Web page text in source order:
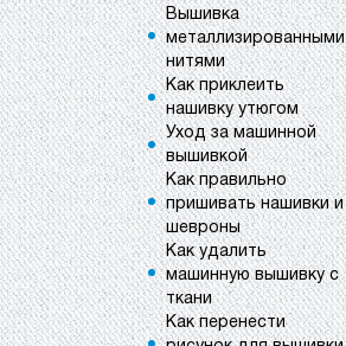
Вышивка
металлизированными
нитями
Как приклеить
нашивку утюгом
Уход за машинной
вышивкой
Как правильно
пришивать нашивки и
шевроны
Как удалить
машинную вышивку с
ткани
Как перенести